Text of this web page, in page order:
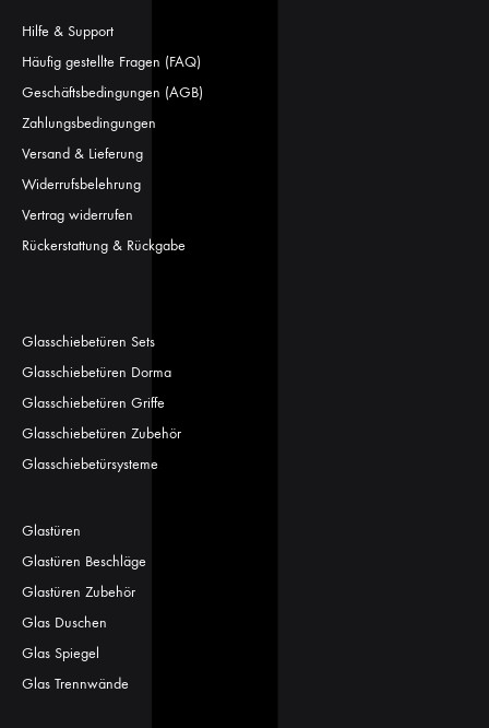
Hilfe & Support
Häufig gestellte Fragen (FAQ)
Geschäftsbedingungen (AGB)
Zahlungsbedingungen
Versand & Lieferung
Widerrufsbelehrung
Vertrag widerrufen
Rückerstattung & Rückgabe
Glasschiebetüren Sets
Glasschiebetüren Dorma
Glasschiebetüren Griffe
Glasschiebetüren Zubehör
Glasschiebetürsysteme
Glastüren
Glastüren Beschläge
Glastüren Zubehör
Glas Duschen
Glas Spiegel
Glas Trennwände